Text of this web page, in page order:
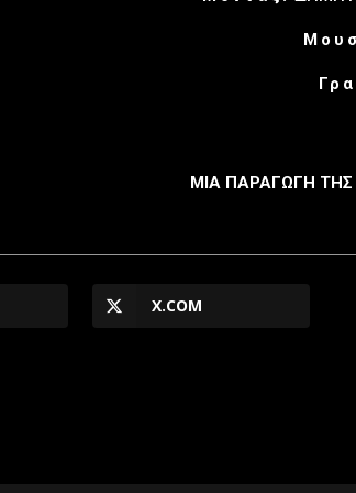
ΜΙΑ ΠΑΡΑΓΩΓΗ ΤΗΣ
X.COM